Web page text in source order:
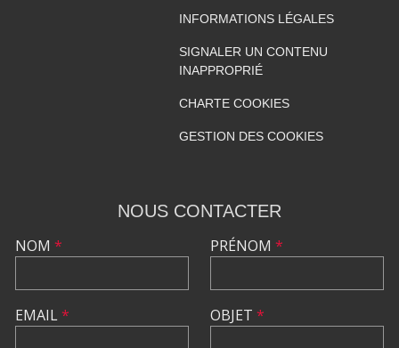
INFORMATIONS LÉGALES
SIGNALER UN CONTENU
INAPPROPRIÉ
CHARTE COOKIES
GESTION DES COOKIES
NOUS CONTACTER
NOM *
EMAIL*
PRÉNOM *
OBJET *